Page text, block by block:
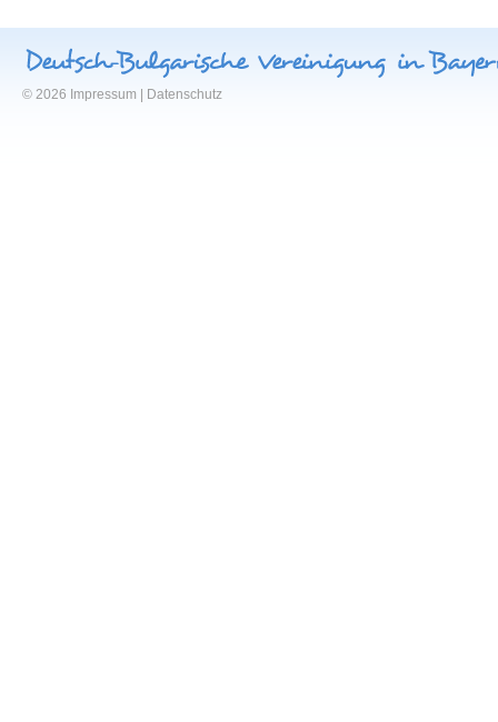
© 2026 Impressum Datenschutz